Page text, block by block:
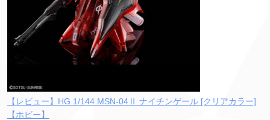
【レビュー】HG 1/144 MSN-04Ⅱ ナイチンゲール [クリアカラー]
【ホビー】